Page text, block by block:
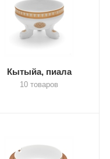
Кытыйа, пиала
10 товаров